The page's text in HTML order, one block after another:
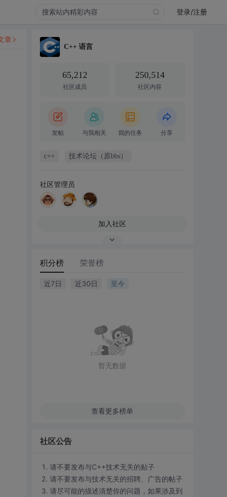
登录/注册
章
C++ 语言
65,212
社区成员
250,514
社区内容
发帖 与我相关 我的任务 分享
c++ 技术论坛（原bbs）
社区管理员
加入社区
积分榜 荣誉榜
近7日 近30日 至今
暂无数据
查看更多榜单
社区公告
请不要发布与C++技术无关的贴子
请不要发布与技术无关的招聘、广告的帖子
请尽可能的描述清楚你的问题，如果涉及到